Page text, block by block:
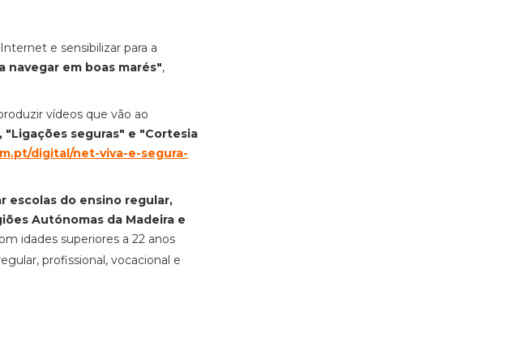
e sensibilizar para a
navegar em boas marés",
vídeos que vão ao
"Ligações seguras" e "Cortesia
digital/net-viva-e-segura-
escolas do ensino regular,
Autónomas da Madeira e
idades superiores a 22 anos
profissional, vocacional e